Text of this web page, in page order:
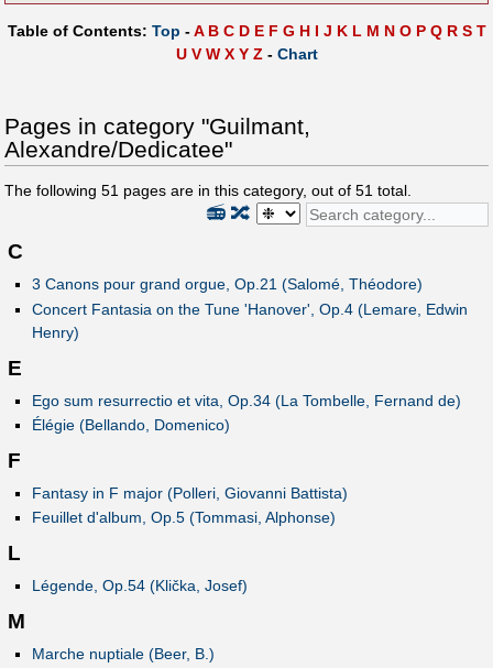
Table of Contents: Top -A B C D E F G H I J K L M N O P Q R S T
U V W X Y Z - Chart
Pages in category "Guilmant,
Alexandre/Dedicatee"
The following 51 pages are in this category, out of 51 total.
🔀
📻
C
3 Canons pour grand orgue, Op.21 (Salomé, Théodore)
Concert Fantasia on the Tune 'Hanover', Op.4 (Lemare, Edwin
Henry)
E
Ego sum resurrectio et vita, Op.34 (La Tombelle, Fernand de)
Élégie (Bellando, Domenico)
F
Fantasy in F major (Polleri, Giovanni Battista)
Feuillet d'album, Op.5 (Tommasi, Alphonse)
L
Légende, Op.54 (Klička, Josef)
M
Marche nuptiale (Beer, B.)